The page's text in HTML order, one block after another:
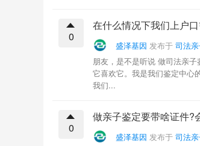
0
在什么情况下我们上户
盛泽基因 发布于 司法
朋友，是不是听说 做司法亲
它喜欢它。我是我们鉴定中心
我们...
0
做亲子鉴定要带啥证件?
盛泽基因 发布于 司法